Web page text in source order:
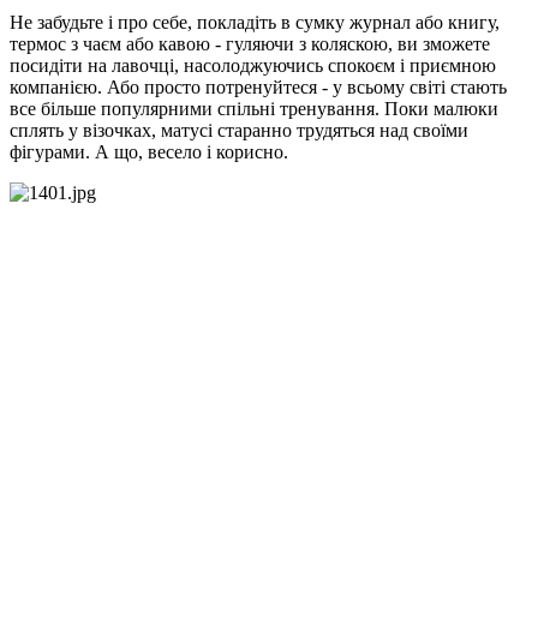
Не забудьте і про себе, покладіть в сумку журнал або книгу,
термос з чаєм або кавою - гуляючи з коляскою, ви зможете
посидіти на лавочці, насолоджуючись спокоєм і приємною
компанією. Або просто потренуйтеся - у всьому світі стають
все більше популярними спільні тренування. Поки малюки
сплять у візочках, матусі старанно трудяться над своїми
фігурами. А що, весело і корисно.